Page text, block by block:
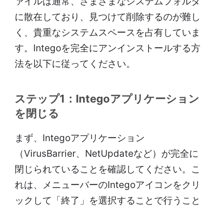
に散在しており、見つけて削除するのが難し
く、貴重なシステムスペースを占有していま
す。Integoを完全にアンインストールする方
法を以下に従ってください。
ステップ1：Integoアプリケーション
を閉じる
まず、Integoアプリケーション
（VirusBarrier、NetUpdateなど）が完全に
閉じられていることを確認してください。こ
れは、メニューバーのIntegoアイコンをクリ
ックして「終了」を選択することで行うこと